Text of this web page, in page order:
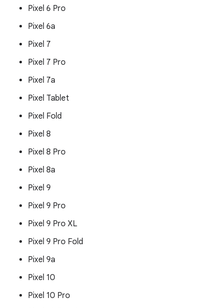
Pixel 6 Pro
Pixel 6a
Pixel 7
Pixel 7 Pro
Pixel 7a
Pixel Tablet
Pixel Fold
Pixel 8
Pixel 8 Pro
Pixel 8a
Pixel 9
Pixel 9 Pro
Pixel 9 Pro XL
Pixel 9 Pro Fold
Pixel 9a
Pixel 10
Pixel 10 Pro